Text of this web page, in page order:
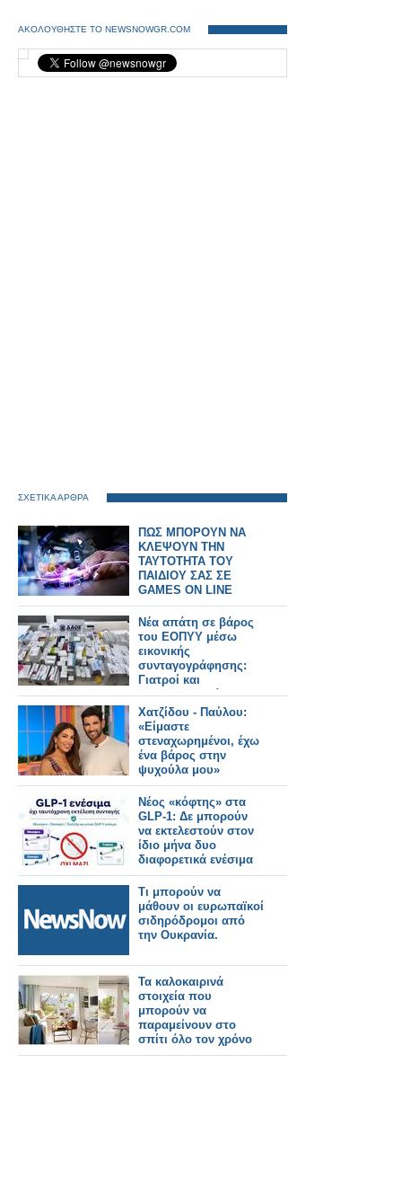
ΑΚΟΛΟΥΘΗΣΤΕ ΤΟ NEWSNOWGR.COM
ΣΧΕΤΙΚΑ ΑΡΘΡΑ
ΠΩΣ ΜΠΟΡΟΥΝ ΝΑ
ΚΛΕΨΟΥΝ ΤΗΝ
ΤΑΥΤΟΤΗΤΑ ΤΟΥ
ΠΑΙΔΙΟΥ ΣΑΣ ΣΕ
GAMES ON LINE
Νέα απάτη σε βάρος
του ΕΟΠΥΥ μέσω
εικονικής
συνταγογράφησης:
Γιατροί και
φαρμακοποιοί στο
κόλπο, άνω των
400.000 ευρώ η ζημιά
Χατζίδου - Παύλου:
«Είμαστε
στεναχωρημένοι, έχω
ένα βάρος στην
ψυχούλα μου»
Νέος «κόφτης» στα
GLP-1: Δε μπορούν
να εκτελεστούν στον
ίδιο μήνα δυο
διαφορετικά ενέσιμα
Τι μπορούν να
μάθουν οι ευρωπαϊκοί
σιδηρόδρομοι από
την Ουκρανία.
Τα καλοκαιρινά
στοιχεία που
μπορούν να
παραμείνουν στο
σπίτι όλο τον χρόνο